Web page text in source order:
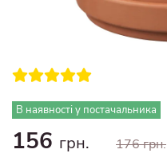
В наявності у постачальника
156 грн.
176 грн.